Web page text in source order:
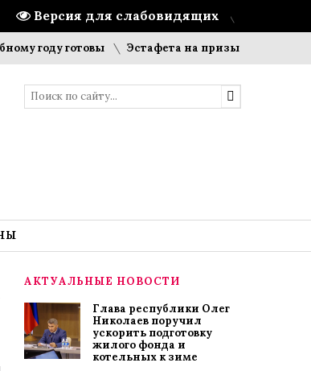
Версия для слабовидящих
готовы Эстафета на призы газеты
АКТУАЛЬНЫЕ НОВОСТИ
Глава республики Олег
Николаев поручил
ускорить подготовку
жилого фонда и
котельных к зиме